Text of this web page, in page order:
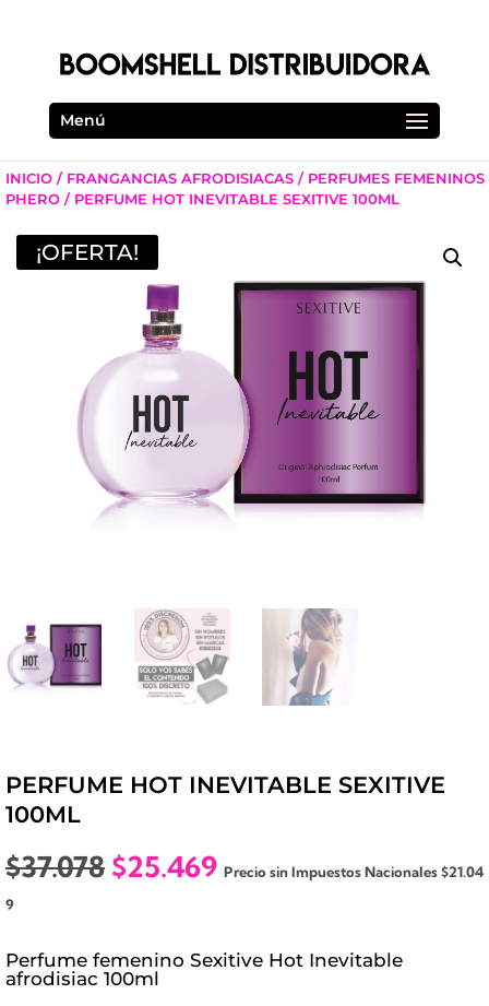
Menú
INICIO / FRANGANCIAS AFRODISIACAS / PERFUMES FEMENINOS
PHERO / PERFUME HOT INEVITABLE SEXITIVE 100ML
¡OFERTA!
PERFUME HOT INEVITABLE SEXITIVE
100ML
$37.078 El
era:
$37.078.
$25.469El
es:
$25.469.
Precio sin Impuestos Nacionales$21.04
9
Perfume femenino Sexitive Hot Inevitable
afrodisiac 100ml